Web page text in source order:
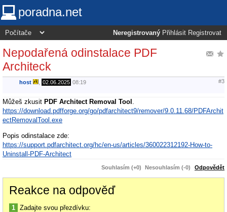
poradna.net
Neregistrovaný Přihlásit Registrovat
Nepodařená odinstalace PDF
Architeck
host 02.06.2025 08:19 #3
Můžeš zkusit PDF Architect Removal Tool
https://download.pdfforge.org/go/pdfarchitect9/remover/9.0.11.68/PDFArchit
ectRemovalTool.exe
Popis odinstalace zde:
https://support.pdfarchitect.org/hc/en-us/articles/360022312192-How-to-
Uninstall-PDF-Architect
Souhlasím (+0) Nesouhlasím (-0) Odpovědět
Reakce na odpověď
1 Zadajte svou přezdívku: